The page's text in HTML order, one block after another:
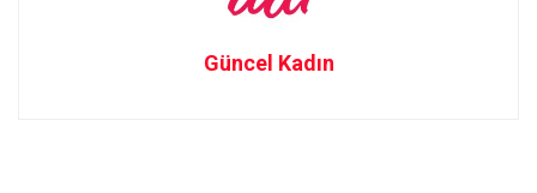
Güncel Kadın